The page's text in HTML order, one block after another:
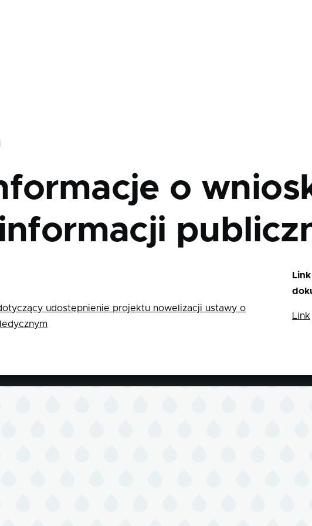
o
udostępnienie projektu nowelizacji ustawy o
Link